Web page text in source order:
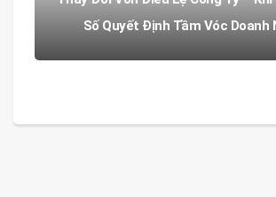
Số Quyết Định Tầm Vóc Doanh